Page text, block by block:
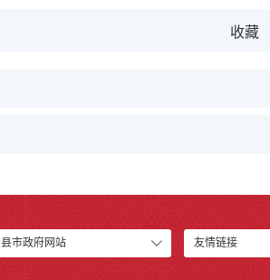
收藏
县市政府网站 友情链接